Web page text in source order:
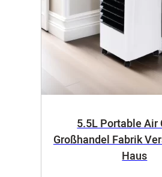
5.5L Portable Air
Großhandel Fabrik
Haus